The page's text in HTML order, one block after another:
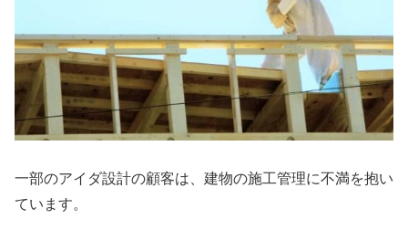
一部のアイダ設計の顧客は、建物の施工管理に不満を抱い
ています。